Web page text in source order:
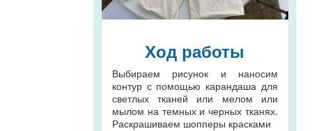
Ход работы
Выбираем рисунок и наносим
контур с помощью карандаша для
светлых тканей или мелом или
мылом на темных и черных тканях.
Раскрашиваем шопперы красками